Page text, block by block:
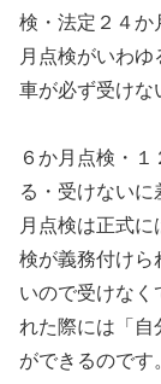
検・法定２４か
月点検がいわ
車が必ず受けな
６か月点検・
る・受けない
月点検は正式
検が義務付けら
いので受けなく
れた際には「自
ができるのです